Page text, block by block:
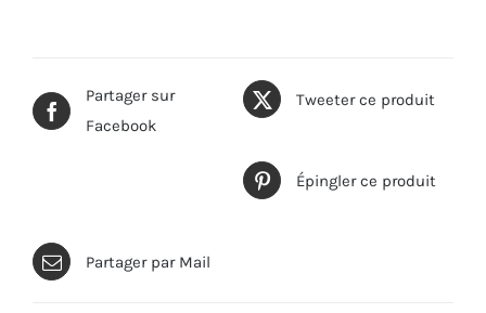
Partager sur
Facebook
Tweeter ce produit
Épingler ce produit
Partager par Mail